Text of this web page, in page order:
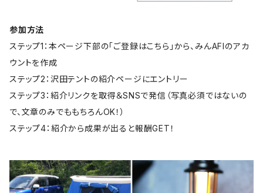
参加方法
ステップ1：本ページ下部の「ご登録はこちら」から、みんAFIのアカ
ウントを作成
ステップ2：沢田テントの紹介ページにエントリー
ステップ3：紹介リンクを取得＆SNSで発信（写真必須ではないの
で、文章のみでももちろんOK！）
ステップ4：紹介から成果が出ると報酬GET！